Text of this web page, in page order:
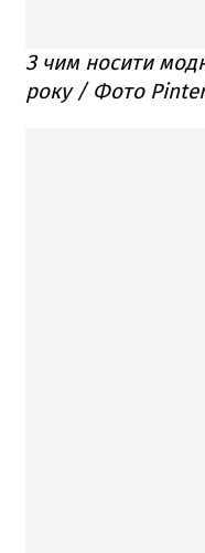
З чим носити
року / Фото